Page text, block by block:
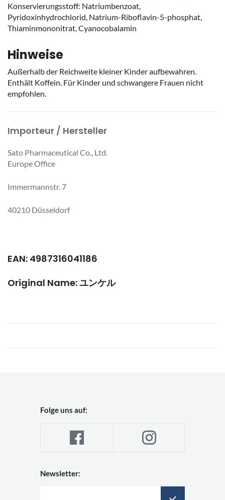
Konservierungsstoff: Natriumbenzoat,
Pyridoxinhydrochlorid, Natrium-Riboflavin-5-phosphat,
Thiaminmononitrat, Cyanocobalamin
Hinweise
Außerhalb der Reichweite kleiner Kinder aufbewahren.
Enthält Koffein. Für Kinder und schwangere Frauen nicht
empfohlen.
Importeur / Hersteller
Sato Pharmaceutical Co., Ltd.
Europe Office
Immermannstr. 7
40210 Düsseldorf
EAN: 4987316041186
Original Name: ユンケル
Folge uns auf:
Newsletter: